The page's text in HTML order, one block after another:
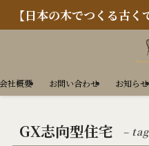
日本の木でつくる古くて
会社概要 お問い合わせ お知らせ
GX志向型住宅 –